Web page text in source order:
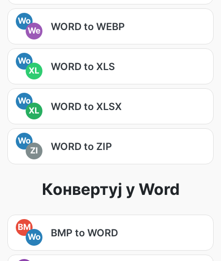
Wo
We
WORD to WEBP
Wo
XL
WORD to XLS
Wo
XL
WORD to XLSX
Wo
ZI
WORD to ZIP
Конвертуј у Word
BM
Wo
BMP to WORD